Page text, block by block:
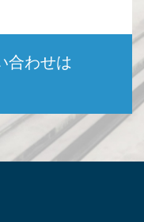
合わせは